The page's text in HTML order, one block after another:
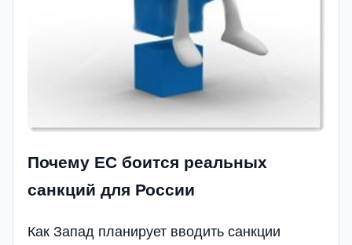
Почему ЕС боится реальных
санкций для России
Как Запад планирует вводить санкции